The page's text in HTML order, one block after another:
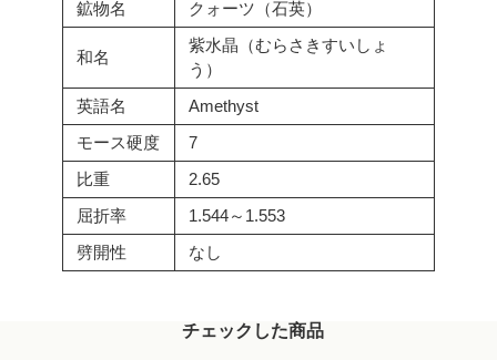
鉱物名 クォーツ（石英）
和名
紫水晶（むらさきすいしょ
う）
英語名
Amethyst
モース硬度
7
比重
2.65
屈折率
1.544～1.553
劈開性
なし
チェックした商品